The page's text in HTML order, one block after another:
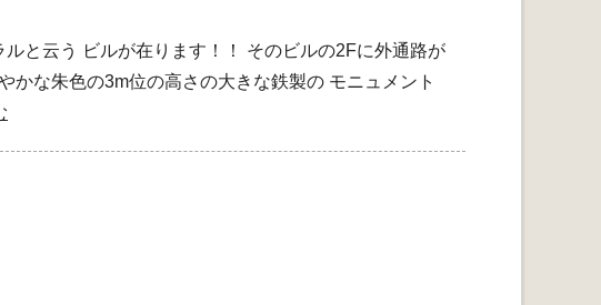
と云う ビルが在ります！！ そのビルの2Fに外通路が
かな朱色の3m位の高さの大きな鉄製の モニュメント